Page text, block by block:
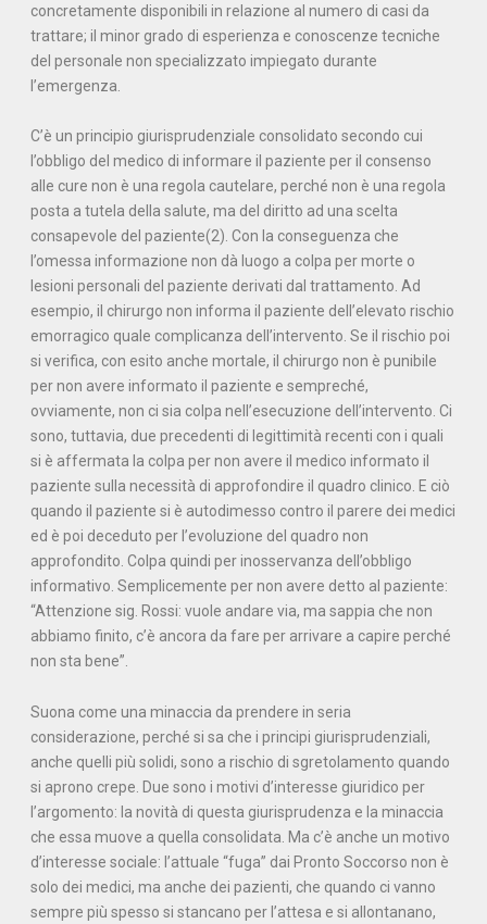
concretamente disponibili in relazione al numero di casi da
trattare; il minor grado di esperienza e conoscenze tecniche
del personale non specializzato impiegato durante
l’emergenza.
C’è un principio giurisprudenziale consolidato secondo cui
l’obbligo del medico di informare il paziente per il consenso
alle cure non è una regola cautelare, perché non è una regola
posta a tutela della salute, ma del diritto ad una scelta
consapevole del paziente(2). Con la conseguenza che
l’omessa informazione non dà luogo a colpa per morte o
lesioni personali del paziente derivati dal trattamento. Ad
esempio, il chirurgo non informa il paziente dell’elevato rischio
emorragico quale complicanza dell’intervento. Se il rischio poi
si verifica, con esito anche mortale, il chirurgo non è punibile
per non avere informato il paziente e sempreché,
ovviamente, non ci sia colpa nell’esecuzione dell’intervento. Ci
sono, tuttavia, due precedenti di legittimità recenti con i quali
si è affermata la colpa per non avere il medico informato il
paziente sulla necessità di approfondire il quadro clinico. E ciò
quando il paziente si è autodimesso contro il parere dei medici
ed è poi deceduto per l’evoluzione del quadro non
approfondito. Colpa quindi per inosservanza dell’obbligo
informativo. Semplicemente per non avere detto al paziente:
“Attenzione sig. Rossi: vuole andare via, ma sappia che non
abbiamo finito, c’è ancora da fare per arrivare a capire perché
non sta bene”.
Suona come una minaccia da prendere in seria
considerazione, perché si sa che i principi giurisprudenziali,
anche quelli più solidi, sono a rischio di sgretolamento quando
si aprono crepe. Due sono i motivi d’interesse giuridico per
l’argomento: la novità di questa giurisprudenza e la minaccia
che essa muove a quella consolidata. Ma c’è anche un motivo
d’interesse sociale: l’attuale “fuga” dai Pronto Soccorso non è
solo dei medici, ma anche dei pazienti, che quando ci vanno
sempre più spesso si stancano per l’attesa e si allontanano,